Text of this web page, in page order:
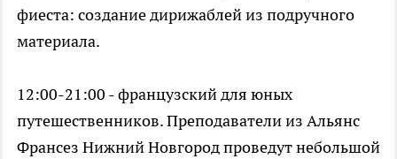
фиеста: создание дирижаблей из подручного
материала.
12:00-21:00 - французский для юных
путешественников. Преподаватели из Альянс
Франсез Нижний Новгород проведут небольшой